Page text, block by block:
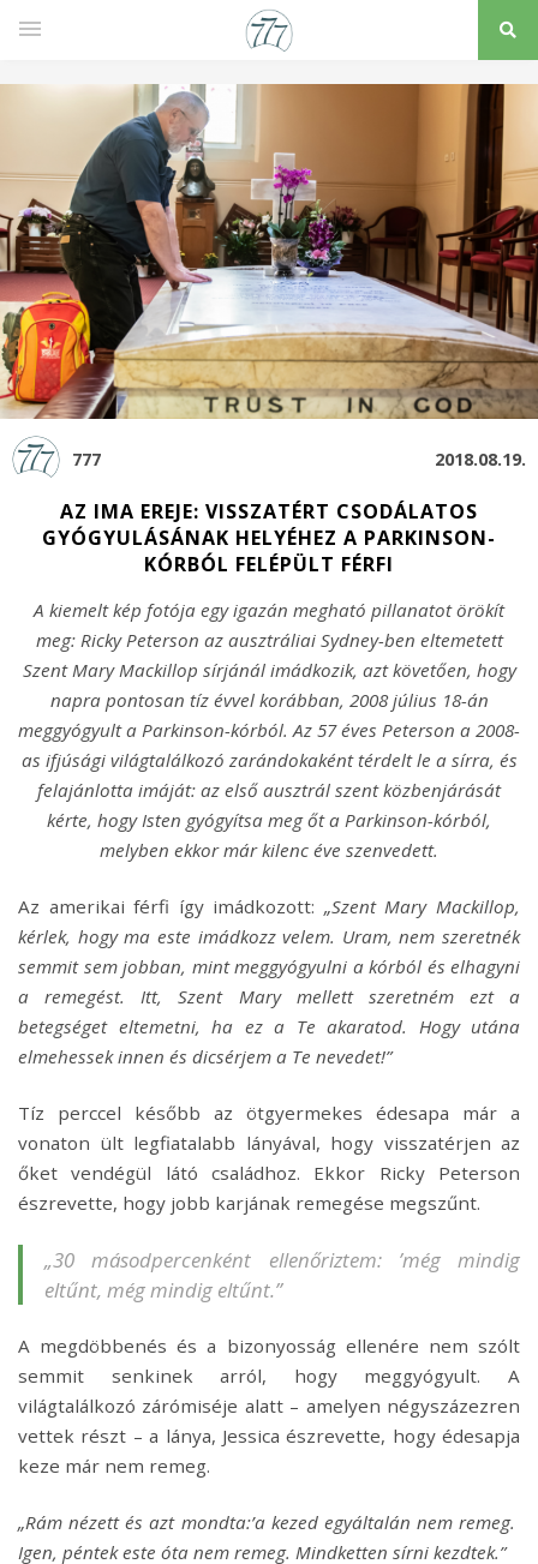
777 2018.08.19.
AZ IMA EREJE: VISSZATÉRT CSODÁLATOS
GYÓGYULÁSÁNAK HELYÉHEZ A PARKINSON-
KÓRBÓL FELÉPÜLT FÉRFI
A kiemelt kép fotója egy igazán megható pillanatot örökít
meg: Ricky Peterson az ausztráliai Sydney-ben eltemetett
Szent Mary Mackillop sírjánál imádkozik, azt követően, hogy
napra pontosan tíz évvel korábban, 2008 július 18-án
meggyógyult a Parkinson-kórból. Az 57 éves Peterson a 2008-
as ifjúsági világtalálkozó zarándokaként térdelt le a sírra, és
felajánlotta imáját: az első ausztrál szent közbenjárását
kérte, hogy Isten gyógyítsa meg őt a Parkinson-kórból,
melyben ekkor már kilenc éve szenvedett.
Az amerikai férfi így imádkozott: „Szent Mary Mackillop,
kérlek, hogy ma este imádkozz velem. Uram, nem szeretnék
semmit sem jobban, mint meggyógyulni a kórból és elhagyni
a remegést. Itt, Szent Mary mellett szeretném ezt a
betegséget eltemetni, ha ez a Te akaratod. Hogy utána
elmehessek innen és dicsérjem a Te nevedet!”
Tíz perccel később az ötgyermekes édesapa már a
vonaton ült legfiatalabb lányával, hogy visszatérjen az
őket vendégül látó családhoz. Ekkor Ricky Peterson
észrevette, hogy jobb karjának remegése megszűnt.
„30 másodpercenként ellenőriztem: ’még mindig
eltűnt, még mindig eltűnt.”
A megdöbbenés és a bizonyosság ellenére nem szólt
semmit senkinek arról, hogy meggyógyult. A
világtalálkozó zárómiséje alatt – amelyen négyszázezren
vettek részt – a lánya, Jessica észrevette, hogy édesapja
keze már nem remeg.
„Rám nézett és azt mondta:’a kezed egyáltalán nem remeg.
Igen, péntek este óta nem remeg. Mindketten sírni kezdtek.”